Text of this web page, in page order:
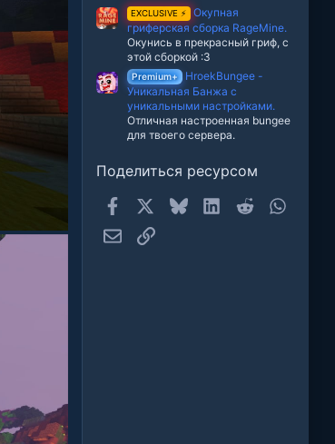
EXCLUSIVE ⚡
Окупная
гриферская сборка RageMine.
Окунись в прекрасный гриф, с
этой сборкой :3
Premium+
HroekBungee -
Уникальная Банжа с
уникальными настройками.
Отличная настроенная bungee
для твоего сервера.
Поделиться ресурсом
Facebook Bluesky LinkedInReddit
Электронная почта
Ссылка